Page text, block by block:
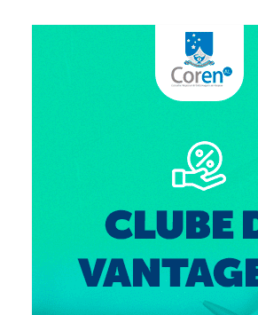
Censura Pública
Procedimento para registro
Clube de Vantagens
Valores dos serviços